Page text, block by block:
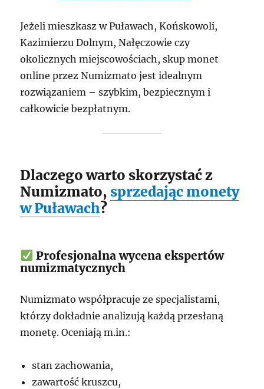
Jeżeli mieszkasz w Puławach, Końskowoli,
Kazimierzu Dolnym, Nałęczowie czy
okolicznych miejscowościach, skup monet
online przez Numizmato jest idealnym
rozwiązaniem – szybkim, bezpiecznym i
całkowicie bezpłatnym.
Dlaczego warto skorzystać z
Numizmato, sprzedając monety
w Puławach?
Profesjonalna wycena ekspertów
numizmatycznych
Numizmato współpracuje ze specjalistami,
którzy dokładnie analizują każdą przesłaną
monetę. Oceniają m.in.:
stan zachowania,
zawartość kruszcu,